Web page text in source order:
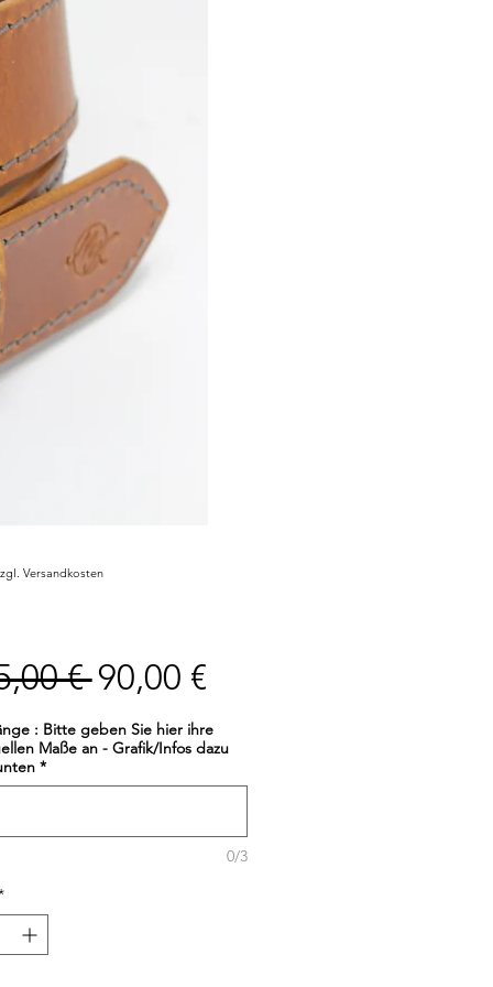
€ Standardpreis
90,00 €Sale-
Preis
: Bitte geben Sie hier ihre
Maße an - Grafik/Infos dazu
*
0/3
Versandkosten